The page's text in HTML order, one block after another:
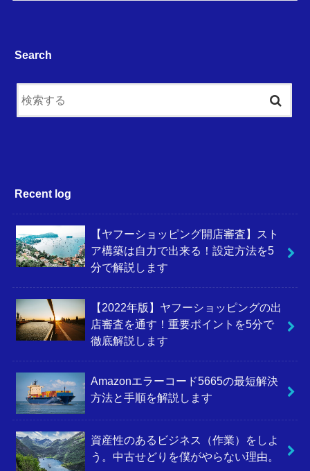
Search
Recent log
【ヤフーショッピング開店審査】スト
ア構築は自力で出来る！設定方法を5
分で解説します
【2022年版】ヤフーショッピングの出
店審査を通す！重要ポイントを5分で
徹底解説します
Amazonエラーコード5665の最短解決
方法と手順を解説します
資産性のあるビジネス（作業）をしよ
う。中古せどりを僕がやらない理由。